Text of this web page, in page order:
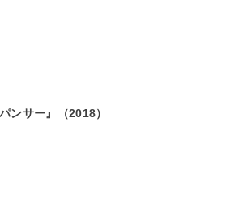
ンサー』（2018）